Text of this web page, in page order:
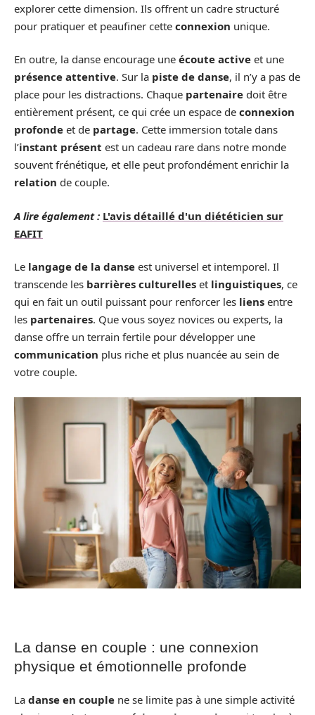
explorer cette dimension. Ils offrent un cadre structuré
pour pratiquer et peaufiner cette connexion unique.
En outre, la danse encourage une écoute active et une
présence attentive. Sur la piste de danse, il n’y a pas de
place pour les distractions. Chaque partenaire doit être
entièrement présent, ce qui crée un espace de connexion
profonde et de partage. Cette immersion totale dans
l’instant présent est un cadeau rare dans notre monde
souvent frénétique, et elle peut profondément enrichir la
relation de couple.
A lire également : L'avis détaillé d'un diététicien sur
EAFIT
Le langage de la danse est universel et intemporel. Il
transcende les barrières culturelles et linguistiques, ce
qui en fait un outil puissant pour renforcer les liens entre
les partenaires. Que vous soyez novices ou experts, la
danse offre un terrain fertile pour développer une
communication plus riche et plus nuancée au sein de
votre couple.
La danse en couple : une connexion
physique et émotionnelle profonde
La danse en couple ne se limite pas à une simple activité